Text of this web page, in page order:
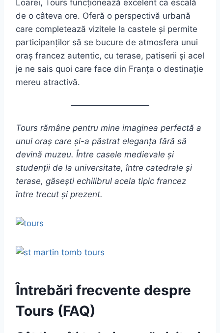
Loarei, Tours funcționează excelent ca escală
de o câteva ore. Oferă o perspectivă urbană
care completează vizitele la castele și permite
participanților să se bucure de atmosfera unui
oraș francez autentic, cu terase, patiserii și acel
je ne sais quoi care face din Franța o destinație
mereu atractivă.
Tours rămâne pentru mine imaginea perfectă a
unui oraș care și-a păstrat eleganța fără să
devină muzeu. Între casele medievale și
studenții de la universitate, între catedrale și
terase, găsești echilibrul acela tipic francez
între trecut și prezent.
Întrebări frecvente despre
Tours (FAQ)